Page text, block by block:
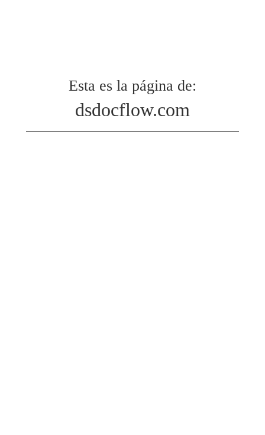
Esta es la página de:
dsdocflow.com